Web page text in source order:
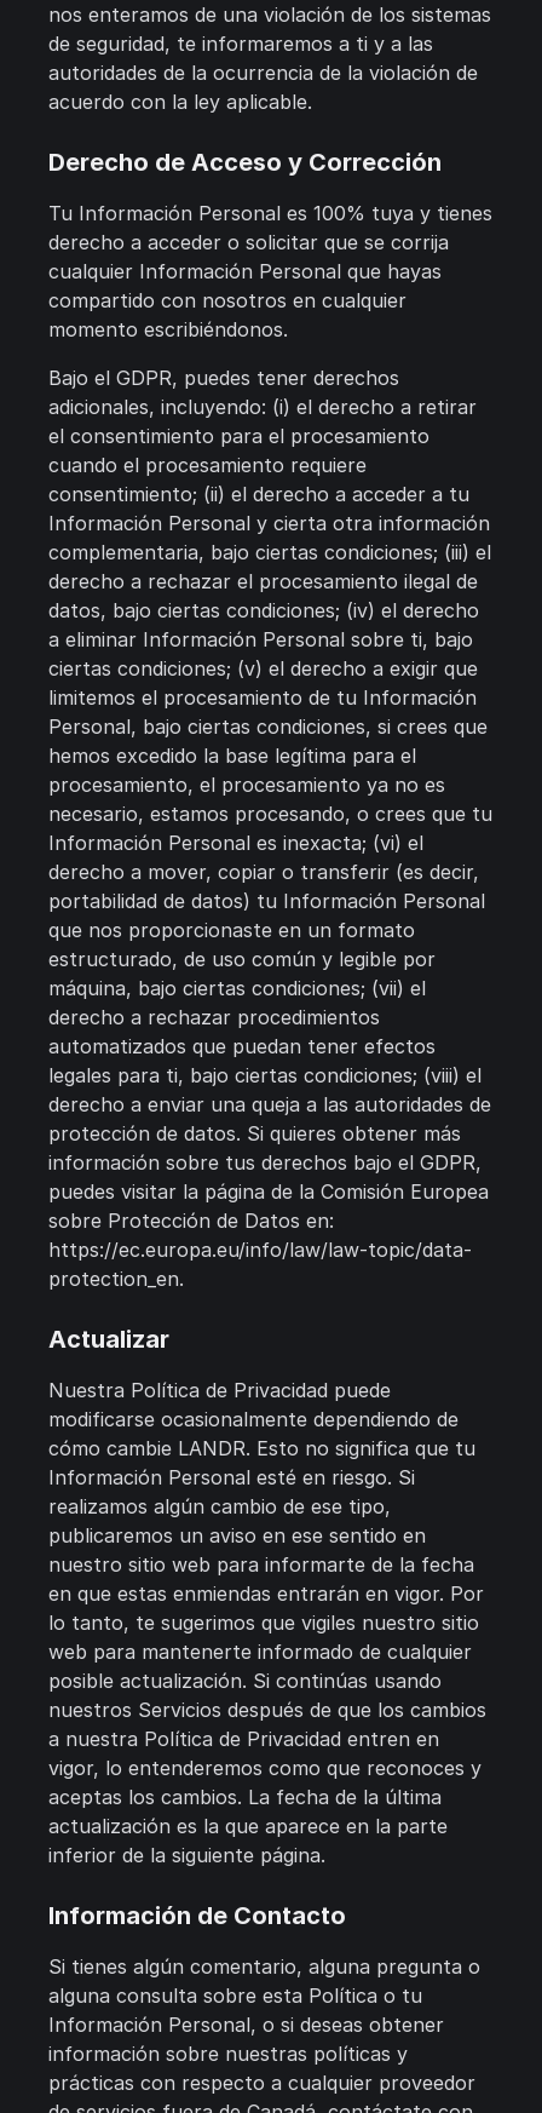
nos enteramos de una violación de los sistemas
de seguridad, te informaremos a ti y a las
autoridades de la ocurrencia de la violación de
acuerdo con la ley aplicable.
Derecho de Acceso y Corrección
Tu Información Personal es 100% tuya y tienes
derecho a acceder o solicitar que se corrija
cualquier Información Personal que hayas
compartido con nosotros en cualquier
momento escribiéndonos.
Bajo el GDPR, puedes tener derechos
adicionales, incluyendo: (i) el derecho a retirar
el consentimiento para el procesamiento
cuando el procesamiento requiere
consentimiento; (ii) el derecho a acceder a tu
Información Personal y cierta otra información
complementaria, bajo ciertas condiciones; (iii) el
derecho a rechazar el procesamiento ilegal de
datos, bajo ciertas condiciones; (iv) el derecho
a eliminar Información Personal sobre ti, bajo
ciertas condiciones; (v) el derecho a exigir que
limitemos el procesamiento de tu Información
Personal, bajo ciertas condiciones, si crees que
hemos excedido la base legítima para el
procesamiento, el procesamiento ya no es
necesario, estamos procesando, o crees que tu
Información Personal es inexacta; (vi) el
derecho a mover, copiar o transferir (es decir,
portabilidad de datos) tu Información Personal
que nos proporcionaste en un formato
estructurado, de uso común y legible por
máquina, bajo ciertas condiciones; (vii) el
derecho a rechazar procedimientos
automatizados que puedan tener efectos
legales para ti, bajo ciertas condiciones; (viii) el
derecho a enviar una queja a las autoridades de
protección de datos. Si quieres obtener más
información sobre tus derechos bajo el GDPR,
puedes visitar la página de la Comisión Europea
sobre Protección de Datos en:
https://ec.europa.eu/info/law/law-topic/data-
protection_en.
Actualizar
Nuestra Política de Privacidad puede
modificarse ocasionalmente dependiendo de
cómo cambie LANDR. Esto no significa que tu
Información Personal esté en riesgo. Si
realizamos algún cambio de ese tipo,
publicaremos un aviso en ese sentido en
nuestro sitio web para informarte de la fecha
en que estas enmiendas entrarán en vigor. Por
lo tanto, te sugerimos que vigiles nuestro sitio
web para mantenerte informado de cualquier
posible actualización. Si continúas usando
nuestros Servicios después de que los cambios
a nuestra Política de Privacidad entren en
vigor, lo entenderemos como que reconoces y
aceptas los cambios. La fecha de la última
actualización es la que aparece en la parte
inferior de la siguiente página.
Información de Contacto
Si tienes algún comentario, alguna pregunta o
alguna consulta sobre esta Política o tu
Información Personal, o si deseas obtener
información sobre nuestras políticas y
prácticas con respecto a cualquier proveedor